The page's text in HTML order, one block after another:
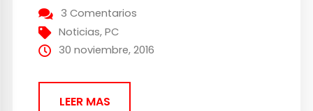
Legends que permite cambiar la
apariencia in game de una forma nunca
antes vista y obtener...
3 Comentarios
Noticias,PC
30 noviembre, 2016
LEER MAS